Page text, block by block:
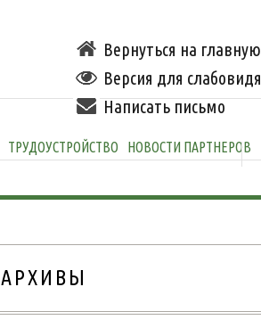
Вернуться на главную
Версия для
Написать письмо
ТРУДОУСТРОЙСТВО
НОВОСТИ ПАРТНЕРОВ
АРХИВЫ